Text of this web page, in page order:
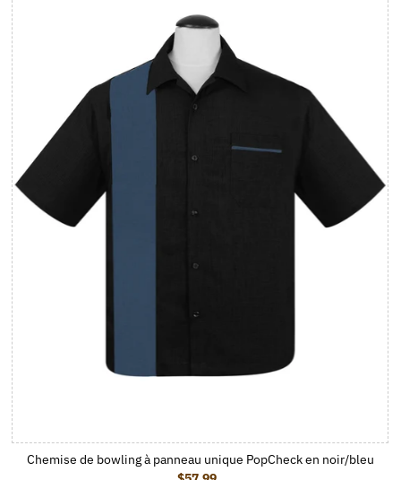
Chemise de bowling à panneau unique PopCheck en noir/bleu